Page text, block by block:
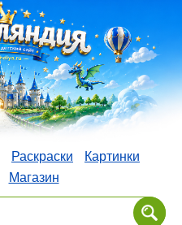
Раскраски
Картинки
Магазин